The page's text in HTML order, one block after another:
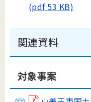
(pdf 53 KB)
関連資料
対象事案